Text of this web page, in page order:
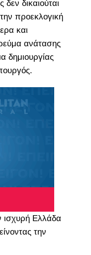
δεν δικαιούται
προεκλογική
και
ανάτασης
δημιουργίας
ισχυρή Ελλάδα
την